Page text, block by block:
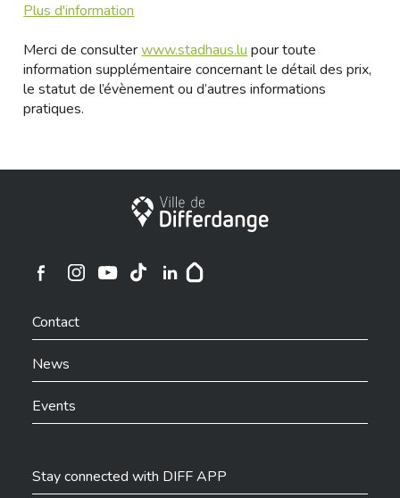
Plus d'information
Merci de consulterwww.stadhaus.lupour toute
information supplémentaire concernant le détail des prix,
le statut de l’évènement ou d’autres informations
pratiques.
City of Differdange
Ville de Differdange sur Instagram
Contact
News
Events
Stay connected with DIFF APP